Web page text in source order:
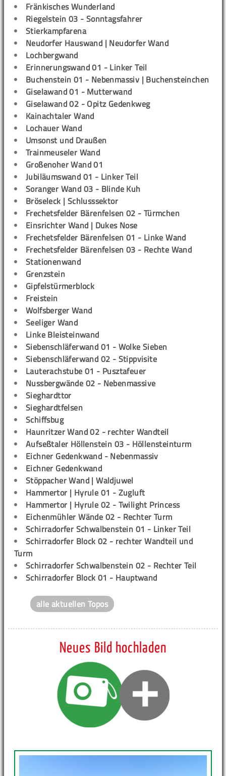
Fränkisches Wunderland
Riegelstein 03 - Sonntagsfahrer
Stierkampfarena
Neudorfer Hauswand | Neudorfer Wand
Lochbergwand
Erinnerungswand 01 - Linker Teil
Buchenstein 01 - Nebenmassiv | Buchensteinchen
Giselawand 01 - Mutterwand
Giselawand 02 - Opitz Gedenkweg
Kainachtaler Wand
Lochauer Wand
Umsonst und Draußen
Trainmeuseler Wand
Großenoher Wand 01
Jubiläumswand 01 - Linker Teil
Soranger Wand 03 - Blinde Kuh
Bröseleck | Schlusssektor
Frechetsfelder Bärenfelsen 02 - Türmchen
Einsrichter Wand | Dukes Nose
Frechetsfelder Bärenfelsen 01 - Linke Wand
Frechetsfelder Bärenfelsen 03 - Rechte Wand
Stationenwand
Grenzstein
Gipfelstürmerblock
Freistein
Wolfsberger Wand
Seeliger Wand
Linke Bleisteinwand
Siebenschläferwand 01 - Wolke Sieben
Siebenschläferwand 02 - Stippvisite
Lauterachstube 01 - Pusztafeuer
Nussbergwände 02 - Nebenmassive
Sieghardttor
Sieghardtfelsen
Schiffsbug
Haunritzer Wand 02 - rechter Wandteil
Aufseßtaler Höllenstein 03 - Höllensteinturm
Eichner Gedenkwand - Nebenmassiv
Eichner Gedenkwand
Stöppacher Wand | Waldjuwel
Hammertor | Hyrule 01 - Zugluft
Hammertor | Hyrule 02 - Twilight Princess
Eichenmühler Wände 02 - Rechter Turm
Schirradorfer Schwalbenstein 01 - Linker Teil
Schirradorfer Block 02 - rechter Wandteil und
Turm
Schirradorfer Schwalbenstein 02 - Rechter Teil
Schirradorfer Block 01 - Hauptwand
alle aktuellen Topos
Neues Bild hochladen